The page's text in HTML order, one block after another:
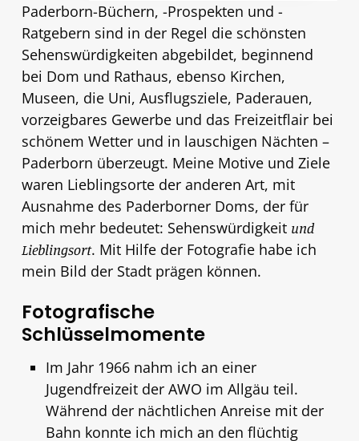
Paderborn-Büchern, -Prospekten und -
Ratgebern sind in der Regel die schönsten
Sehenswürdigkeiten abgebildet, beginnend
bei Dom und Rathaus, ebenso Kirchen,
Museen, die Uni, Ausflugsziele, Paderauen,
vorzeigbares Gewerbe und das Freizeitflair bei
schönem Wetter und in lauschigen Nächten –
Paderborn überzeugt. Meine Motive und Ziele
waren Lieblingsorte der anderen Art, mit
Ausnahme des Paderborner Doms, der für
mich mehr bedeutet: Sehenswürdigkeit und
Lieblingsort. Mit Hilfe der Fotografie habe ich
mein Bild der Stadt prägen können.
Fotografische
Schlüsselmomente
Im Jahr 1966 nahm ich an einer
Jugendfreizeit der AWO im Allgäu teil.
Während der nächtlichen Anreise mit der
Bahn konnte ich mich an den flüchtig